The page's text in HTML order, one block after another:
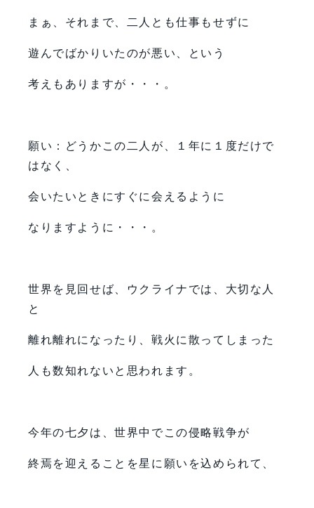
まぁ、それまで、二人とも仕事もせずに
遊んでばかりいたのが悪い、という
考えもありますが・・・。
願い：どうかこの二人が、１年に１度だけで
はなく、
会いたいときにすぐに会えるように
なりますように・・・。
世界を見回せば、ウクライナでは、大切な人
と
離れ離れになったり、戦火に散ってしまった
人も数知れないと思われます。
今年の七夕は、世界中でこの侵略戦争が
終焉を迎えることを星に願いを込められて、